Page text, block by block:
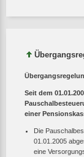
Seit dem
einer
Die
01.01.2005
eine